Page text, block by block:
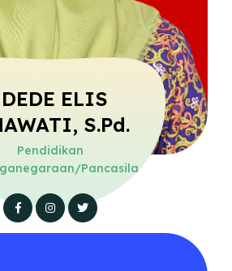
DEDE ELIS
S.Pd.
Pendidikan
Pancasila